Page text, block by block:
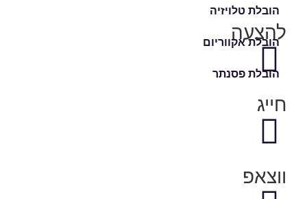
הובלת טלויזיה
הובלת אקווריום
הובלת פסנתר
להצעה
חייג
ווצאפ